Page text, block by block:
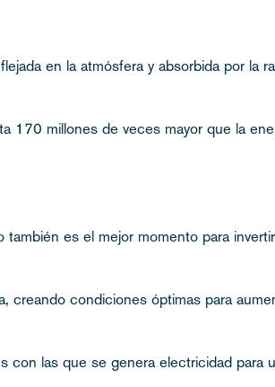
en la atmósfera y absorbida por la
170 millones de veces mayor que la
es el mejor momento para
creando condiciones óptimas para
con las que se genera electricidad para